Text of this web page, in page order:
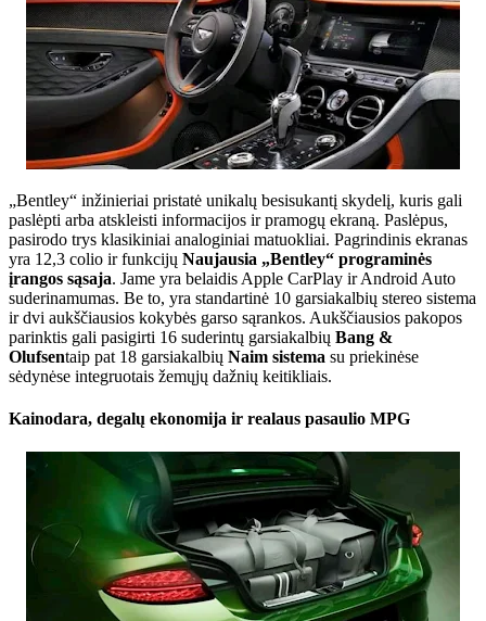
„Bentley“ inžinieriai pristatė unikalų besisukantį skydelį, kuris gali
paslėpti arba atskleisti informacijos ir pramogų ekraną. Paslėpus,
pasirodo trys klasikiniai analoginiai matuokliai. Pagrindinis ekranas
yra 12,3 colio ir funkcijų Naujausia „Bentley“ programinės
įrangos sąsaja. Jame yra belaidis Apple CarPlay ir Android Auto
suderinamumas. Be to, yra standartinė 10 garsiakalbių stereo sistema
ir dvi aukščiausios kokybės garso sąrankos. Aukščiausios pakopos
parinktis gali pasigirti 16 suderintų garsiakalbių Bang &
Olufsentaip pat 18 garsiakalbių Naim sistema su priekinėse
sėdynėse integruotais žemųjų dažnių keitikliais.
Kainodara, degalų ekonomija ir realaus pasaulio MPG